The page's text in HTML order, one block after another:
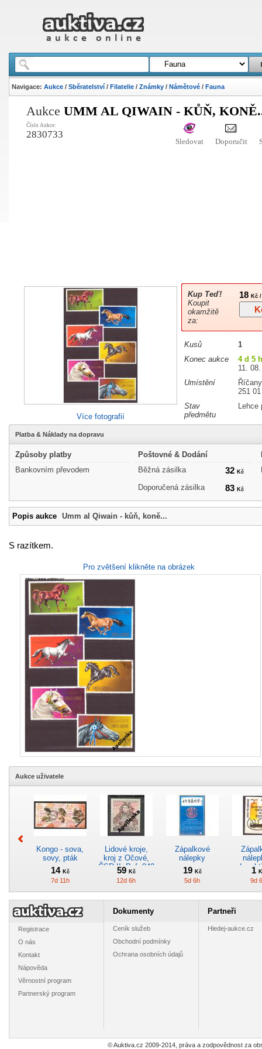
Navigace: Aukce/ Sběratelství/ Filatelie/ Známky/ Námětové/ Fauna
Aukce UMM AL QIWAIN - KŮŇ,
Číslo Aukce:
2830733
Sledovat Doporučit
Více fotografií
Kup Teď!
Koupit
okamžitě
za:
18Kč
Kusů
1
Konec aukce
4 d 5
11.
Umístění
Říčany
251 01
Stav
předmětu
Lehce
Platba & Náklady na dopravu
Způsoby platby
Bankovním převodem
Poštovné & Dodání
Běžná zásilka
32 Kč
Doporučená zásilka 83 Kč
Popis aukce Umm al Qiwain - kůň, koně...
S razítkem.
Pro zvětšení klikněte na obrázek
Aukce uživatele
Kongo - sova,
sovy, pták
14 Kč
7d 11h
Lidové kroje,
kroj z Očové,
ČSR II, Pof. 840
**
59 Kč
12d 6h
Zápalkové
nálepky
19 Kč
5d 6h
1
9d
9d 11h
nálepky - Kursy
Slovensko -
sestava
Registrace
O nás
Kontakt
Nápověda
Věrnostní program
Partnerský program
Dokumenty
Ceník služeb
Obchodní podmínky
Ochrana osobních údajů
Partneři
Hledej-aukce.cz
© Auktiva.cz 2009-2014, práva a zodpovědnost za